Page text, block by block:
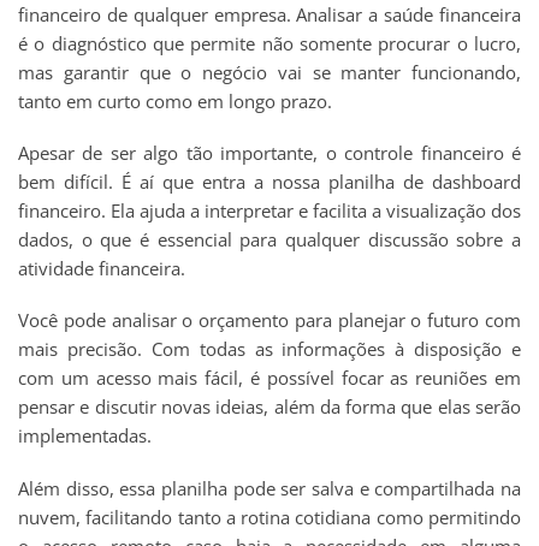
financeiro de qualquer empresa. Analisar a saúde financeira
é o diagnóstico que permite não somente procurar o lucro,
mas garantir que o negócio vai se manter funcionando,
tanto em curto como em longo prazo.
Apesar de ser algo tão importante, o controle financeiro é
bem difícil. É aí que entra a nossa planilha de dashboard
financeiro. Ela ajuda a interpretar e facilita a visualização dos
dados, o que é essencial para qualquer discussão sobre a
atividade financeira.
Você pode analisar o orçamento para planejar o futuro com
mais precisão. Com todas as informações à disposição e
com um acesso mais fácil, é possível focar as reuniões em
pensar e discutir novas ideias, além da forma que elas serão
implementadas.
Além disso, essa planilha pode ser salva e compartilhada na
nuvem, facilitando tanto a rotina cotidiana como permitindo